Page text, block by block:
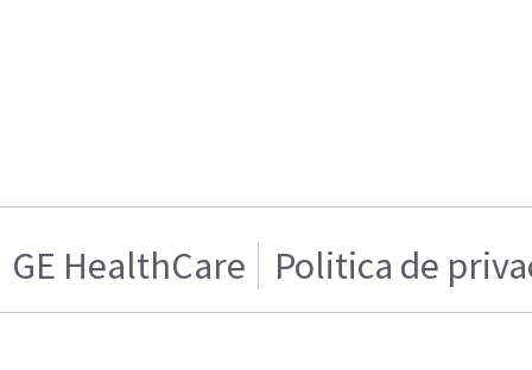
GE HealthCare Politica de